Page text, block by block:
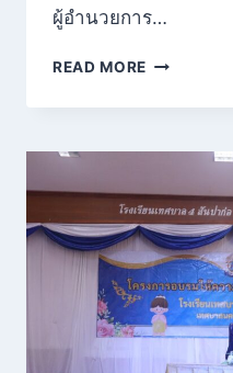
ผู้อำนวยการ…
READ MORE เด็ก
เด่น
เชียงราย
ใน
วัน
เด็ก
แห่ง
ชาติ
ประจำ
ปี
2569